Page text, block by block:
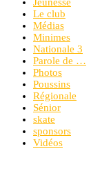
Le club
Médias
Minimes
Nationale 3
Parole de …
Photos
Poussins
Régionale
Sénior
skate
sponsors
Vidéos